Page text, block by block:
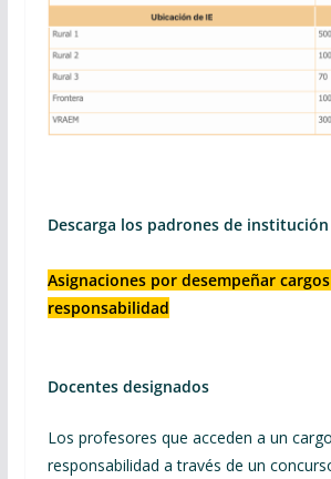
Descarga los padrones de
Asignaciones por desempeñar
responsabilidad
Docentes designados
Los profesores que acceden a un
responsabilidad a través de un